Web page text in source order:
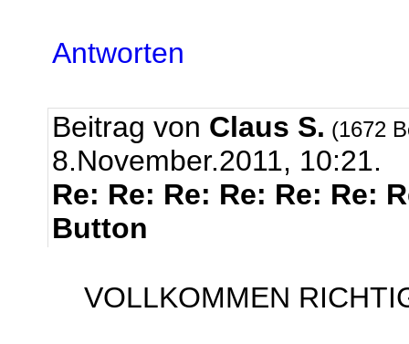
Antworten
Beitrag von Claus S. (1672
8.November.2011, 10:21.
Re: Re: Re: Re: Re: Re:
Button
VOLLKOMMEN